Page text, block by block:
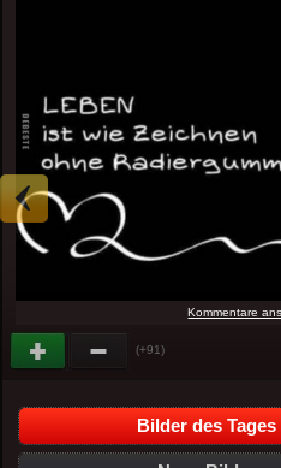
Kommentare
(+91)
Bilder des Tages